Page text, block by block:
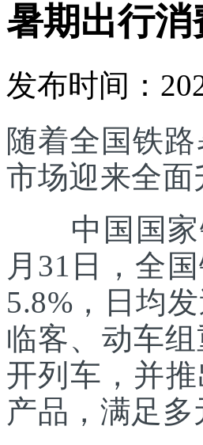
暑期出行
发布时间：
随着全国铁
市场迎来全面
中国国家
月31日，全
5.8%，日均
临客、动车
开列车，并
产品，满足